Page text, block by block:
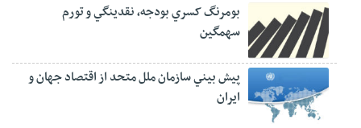
بومرنگ کسري بودجه، نقدينگي و تورم
سهمگين
پيش‏ بيني سازمان ملل متحد از اقتصاد جهان و
ايران